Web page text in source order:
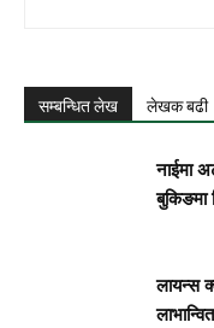
सम्बन्धित लेख लेखक बढी
नाईमा
लायन्स
लाभान्वित